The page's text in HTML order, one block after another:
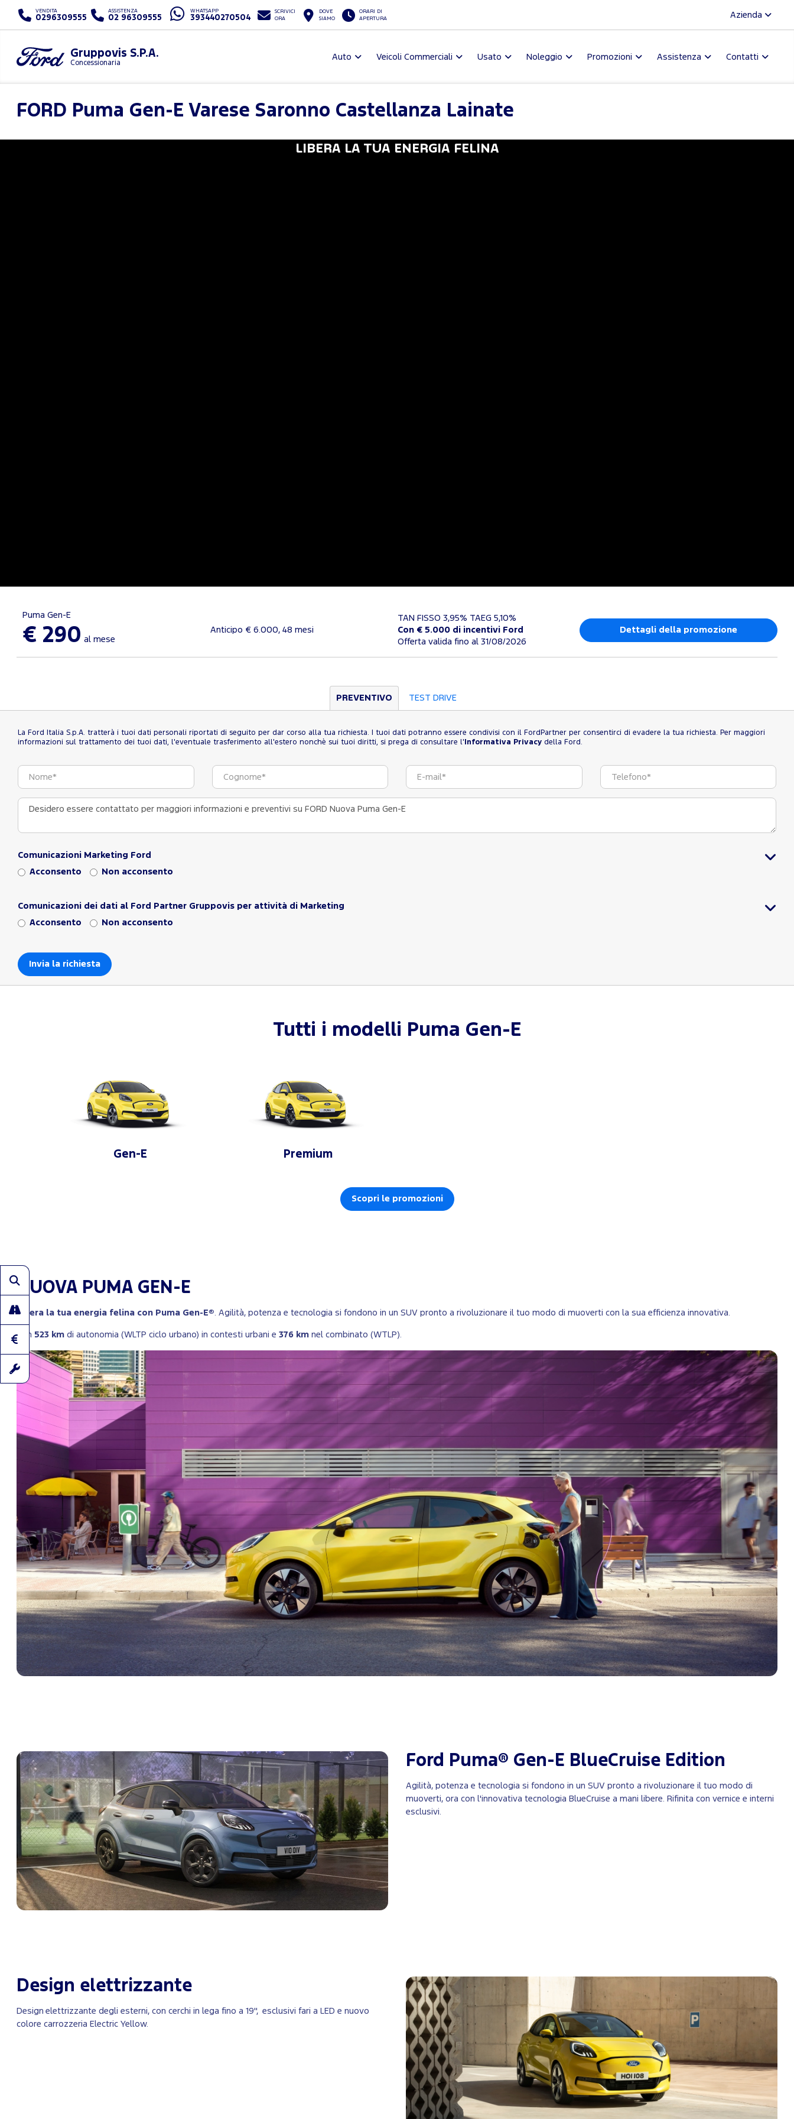
VENDITA
0296309555
ASSISTENZA
02 96309555
WHATSAPP
393440270504
SCRIVICI
ORA
DOVE
SIAMO
ORARI DI
APERTURA
Azienda
Gruppovis S.P.A.
Concessionaria
Auto Veicoli Commerciali Usato Noleggio Promozioni Assistenza Contatti
FORD Puma Gen-E Varese Saronno Castellanza Lainate
Nuova Puma Gen-E
LIBERA LA TUA ENERGIA FELINA
Puma Gen-E
€ 290 al mese
Anticipo € 6.000, 48 mesi
TAN FISSO 3,95% TAEG 5,10%
Con € 5.000 di incentivi Ford
Offerta valida fino al 31/08/2026
Dettagli della promozione
PREVENTIVO TEST DRIVE
La Ford Italia S.p.A. tratterà i tuoi dati personali riportati di seguito per dar corso alla tua richiesta. I tuoi dati potranno essere condivisi con il FordPartner per consentirci di evadere la tua richiesta. Per maggiori
informazioni sul trattamento dei tuoi dati, l'eventuale trasferimento all'estero nonchè sui tuoi diritti, si prega di consultare l' Informativa Privacy della Ford.
Comunicazioni Marketing Ford
Acconsento Non acconsento
Comunicazioni dei dati al Ford Partner Gruppovis per attività di Marketing
Acconsento Non acconsento
Tutti i modelli Puma Gen-E
Gen-E Premium
Scopri le promozioni
NUOVA PUMA GEN-E
Libera la tua energia felina con Puma Gen-E® . Agilità, potenza e tecnologia si fondono in un SUV pronto a rivoluzionare il tuo modo di muoverti con la sua efficienza innovativa.
Con 523 km di autonomia (WLTP ciclo urbano) in contesti urbani e 376 km nel combinato (WTLP).
Ford Puma® Gen-E BlueCruise Edition
Agilità, potenza e tecnologia si fondono in un SUV pronto a rivoluzionare il tuo modo di
muoverti, ora con l'innovativa tecnologia BlueCruise a mani libere. Rifinita con vernice e interni
esclusivi.
Design elettrizzante
Design elettrizzante degli esterni, con cerchi in lega fino a 19", esclusivi fari a LED e nuovo
colore carrozzeria Electric Yellow.